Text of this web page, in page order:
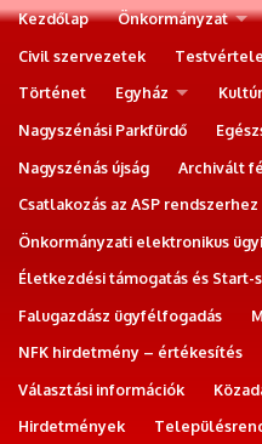
Kezdőlap Önkormányzat
Civil szervezetek
Történet
Egyház
Nagyszénási Parkfürdő
Nagyszénás újság
Archivált
Csatlakozás az ASP rendszerhez
Önkormányzati elektronikus
Életkezdési támogatás és Start-
Falugazdász ügyfélfogadás
NFK hirdetmény – értékesítés
Választási információk
Hirdetmények